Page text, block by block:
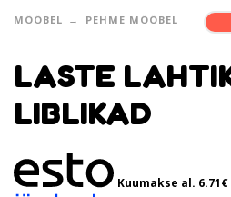
MÖÖBEL PEHME MÖÖBEL
LASTE
LIBLIKAD
Kuumakse al. 6.71€